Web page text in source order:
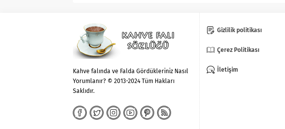
Kahve falında ve Falda Gördükleriniz Nasıl
Yorumlanır? © 2013-2024 Tüm Hakları
Saklıdır.
Gizlilik politikası
Çerez Politikası
İletişim